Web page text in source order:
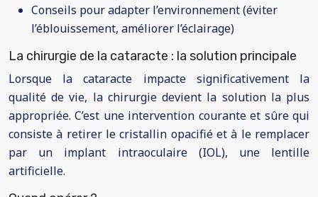
Conseils pour adapter l’environnement (éviter
l’éblouissement, améliorer l’éclairage)
La chirurgie de la cataracte : la solution principale
Lorsque la cataracte impacte significativement la
qualité de vie, la chirurgie devient la solution la plus
appropriée. C’est une intervention courante et sûre qui
consiste à retirer le cristallin opacifié et à le remplacer
par un implant intraoculaire (IOL), une lentille
artificielle.